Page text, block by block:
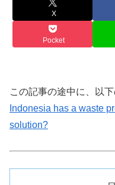
X
Pocket
この記事の途中に、以
Indonesia has a waste
solution?